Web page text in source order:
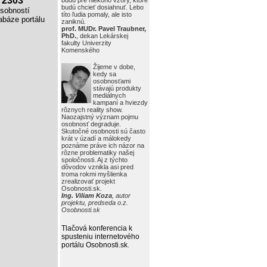
budú chcieť dosiahnuť. Lebo
títo ľudia pomaly, ale isto
zaniknú.
prof. MUDr. Pavel Traubner,
PhD. , dekan Lekárskej
fakulty Univerzity
Komenského
Žijeme v dobe,
kedy sa
osobnosťami
stávajú produkty
mediálnych
kampaní a hviezdy
rôznych reality show.
Naozajstný význam pojmu
osobnosť degraduje.
Skutočné osobnosti sú často
krát v úzadí a málokedy
poznáme práve ich názor na
rôzne problematiky našej
spoločnosti. Aj z týchto
dôvodov vznikla asi pred
troma rokmi myšlienka
zrealizovať projekt
Osobnosti.sk.
Ing. Viliam Koza , autor
projektu, predseda o.z.
Osobnosti.sk
Tlačová konferencia k
spusteniu internetového
portálu Osobnosti.sk
portálu